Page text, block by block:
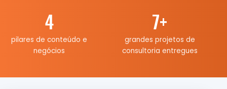
4
pilares de conteúdo e
negócios
7+
grandes projetos de
consultoria entregues